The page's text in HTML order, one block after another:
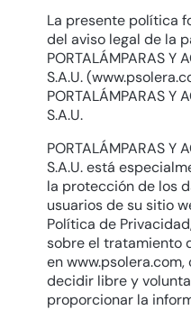
La presente política
del aviso legal de la
PORTALÁMPARAS Y
S.A.U. (
PORTALÁMPARAS Y
S.A.U.
PORTALÁMPARAS Y
S.A.U. está
la protección de los
usuarios de su sitio
Política de
sobre el tratamiento
enwww.psolera.com,
decidir libre y
proporcionar la